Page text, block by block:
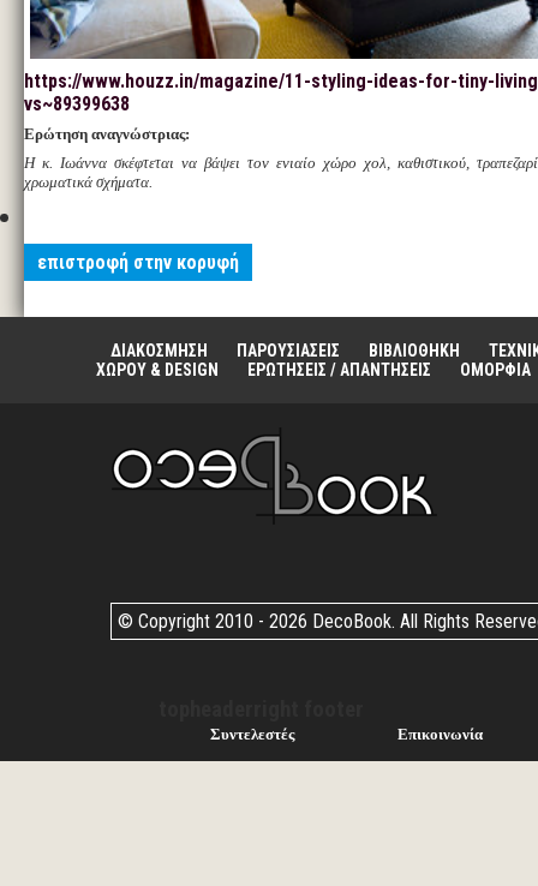
https://www.houzz.in/magazine/11-styling-ideas-for-tiny-
vs~89399638
Ερώτηση αναγνώστριας:
Η κ. Ιωάννα σκέφτεται να βάψει τον ενιαίο χώρο χολ, καθιστικού,
χρωματικά σχήματα.
επιστροφή στην κορυφή
ΔΙΑΚΟΣΜΗΣΗ ΠΑΡΟΥΣΙΑΣΕΙΣ ΒΙΒΛΙΟΘΗΚΗ
ΧΩΡΟΥ & DESIGN
ΕΡΩΤΗΣΕΙΣ / ΑΠΑΝΤΗΣΕΙΣ ΟΜΟΡΦΙΑ
© Copyright 2010 - 2026 DecoBook. All Rights
Συντελεστές Επικοινωνία